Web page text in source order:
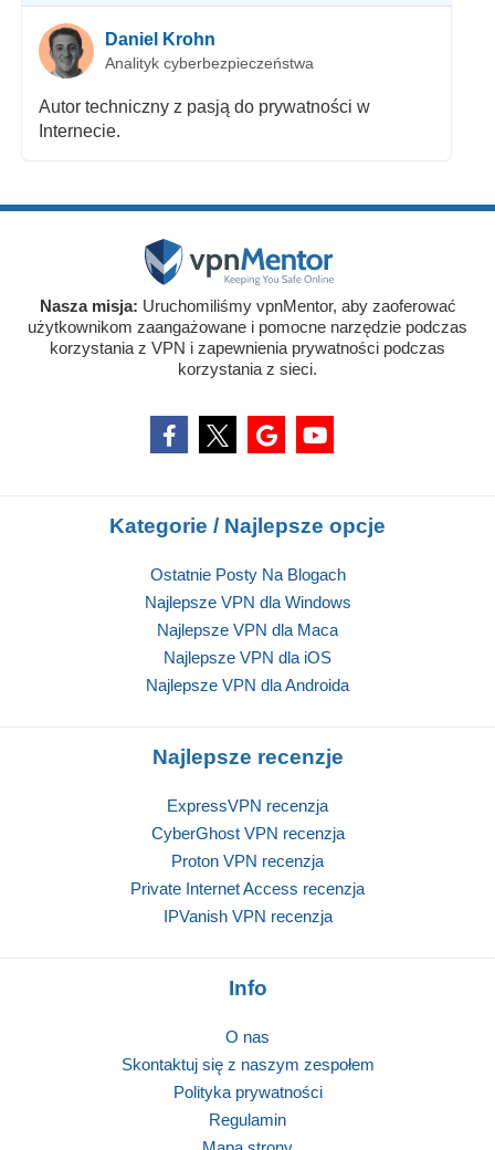
Daniel Krohn
Analityk cyberbezpieczeństwa
Autor techniczny z pasją do prywatności w
Internecie.
Nasza misja: Uruchomiliśmy vpnMentor, aby zaoferować
użytkownikom zaangażowane i pomocne narzędzie podczas
korzystania z VPN i zapewnienia prywatności podczas
korzystania z sieci.
Kategorie / Najlepsze opcje
Ostatnie Posty Na Blogach
Najlepsze VPN dla Windows
Najlepsze VPN dla Maca
Najlepsze VPN dla iOS
Najlepsze VPN dla Androida
Najlepsze recenzje
ExpressVPN recenzja
CyberGhost VPN recenzja
Proton VPN recenzja
Private Internet Access recenzja
IPVanish VPN recenzja
Info
O nas
Skontaktuj się z naszym zespołem
Polityka prywatności
Regulamin